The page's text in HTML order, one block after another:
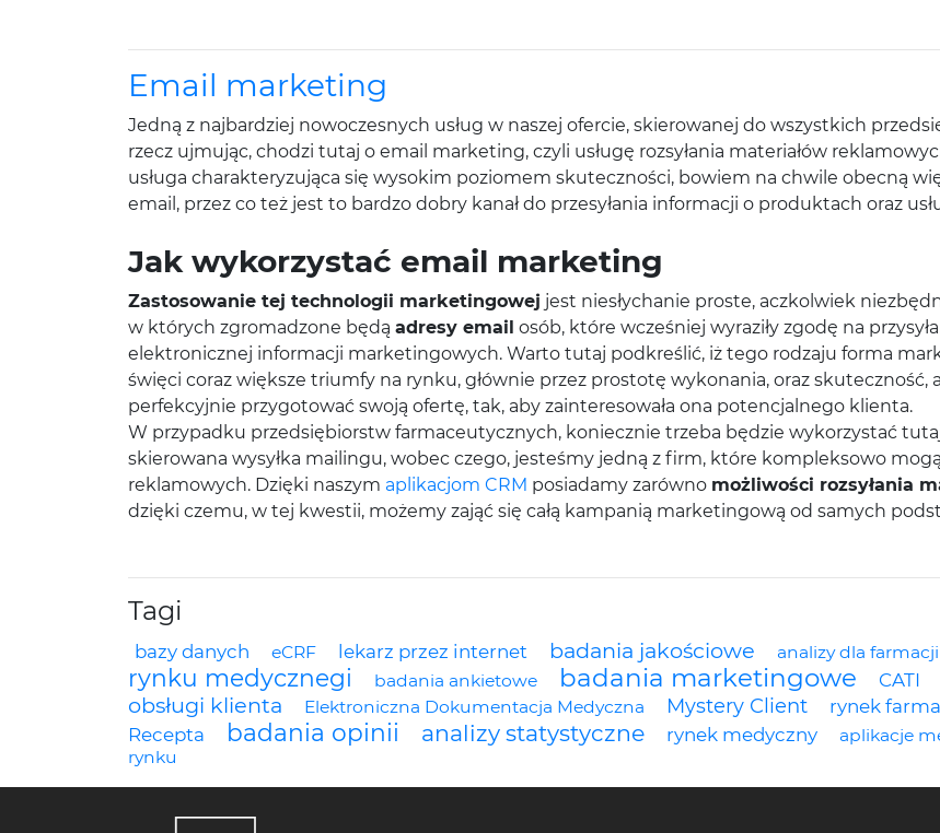
Email marketing
Jedną z najbardziej nowoczesnych usług w naszej ofercie, skierowanej do wszystkich
rzecz ujmując, chodzi tutaj o email marketing, czyli usługę rozsyłania materiałów
usługa charakteryzująca się wysokim poziomem skuteczności, bowiem na chwile obecną
email, przez co też jest to bardzo dobry kanał do przesyłania informacji o produktach oraz
Jak wykorzystać email marketing
Zastosowanie tej technologii marketingowej jest niesłychanie proste, aczkolwiek
w których zgromadzone będą adresy email osób, które wcześniej wyraziły zgodę na
elektronicznej informacji marketingowych. Warto tutaj podkreślić, iż tego rodzaju forma
święci coraz większe triumfy na rynku, głównie przez prostotę wykonania, oraz
perfekcyjnie przygotować swoją ofertę, tak, aby zainteresowała ona potencjalnego klienta.
W przypadku przedsiębiorstw farmaceutycznych, koniecznie trzeba będzie wykorzystać
skierowana wysyłka mailingu, wobec czego, jesteśmy jedną z firm, które kompleksowo
reklamowych. Dzięki naszym aplikacjom CRM posiadamy zarówno możliwości rozsyłania
dzięki czemu, w tej kwestii, możemy zająć się całą kampanią marketingową od samych
Tagi
bazy danych eCRF lekarz przez internet badania jakościowe analizy dla farmacji
rynku medycznegi
badania ankietowe badania marketingowe CATI
obsługi klienta
Elektroniczna Dokumentacja Medyczna Mystery Client rynek
Recepta
badania opinii analizy statystyczne rynek medyczny aplikacje
rynku